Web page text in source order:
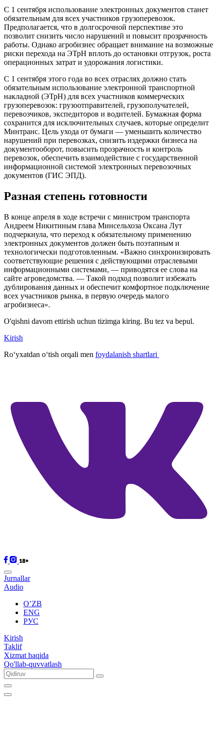
С 1 сентября использование электронных документов станет
обязательным для всех участников грузоперевозок.
Предполагается, что в долгосрочной перспективе это
позволит снизить число нарушений и повысит прозрачность
работы. Однако агробизнес обращает внимание на возможные
риски перехода на ЭТрН вплоть до остановки отгрузок, роста
операционных затрат и удорожания логистики.
С 1 сентября этого года во всех отраслях должно стать
обязательным использование электронной транспортной
накладной (ЭТрН) для всех участников коммерческих
грузоперевозок: грузоотправителей, грузополучателей,
перевозчиков, экспедиторов и водителей. Бумажная форма
сохранится для исключительных случаев, которые определит
Минтранс. Цель ухода от бумаги — уменьшить количество
нарушений при перевозках, снизить издержки бизнеса на
документооборот, повысить прозрачность и контроль
перевозок, обеспечить взаимодействие с государственной
информационной системой электронных перевозочных
документов (ГИС ЭПД).
Разная степень готовности
В конце апреля в ходе встречи с министром транспорта
Андреем Никитиным глава Минсельхоза Оксана Лут
подчеркнула, что переход к обязательному применению
электронных документов должен быть поэтапным и
технологически подготовленным. «Важно синхронизировать
соответствующие решения с действующими отраслевыми
информационными системами, — приводятся ее слова на
сайте агроведомства. — Такой подход позволит избежать
дублирования данных и обеспечит комфортное подключение
всех участников рынка, в первую очередь малого
агробизнеса».
O'qishni davom ettirish uchun tizimga kiring. Bu tez va bepul.
Kirish
Roʻyxatdan oʻtish orqali men foydalanish shartlari
Jurnallar
Audio
O’ZB
ENG
РУС
Kirish
Taklif
Xizmat haqida
Qo'llab-quvvatlash